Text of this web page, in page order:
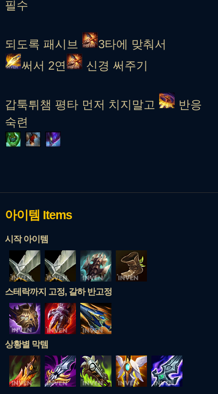
필수
되도록 패시브
3타에 맞춰서
써서 2연
신경 써주기
갑툭튀챔 평타 먼저 치지말고
반응
숙련
아이템 Items
시작 아이템
스테락까지 고정, 갈하 반고정
상황별 막템